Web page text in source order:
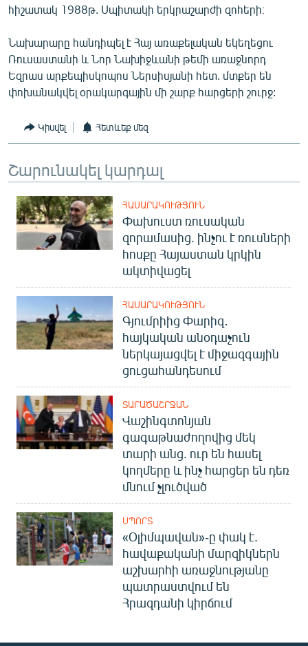
Հայերեն
English
Русский
«Ազատության» բոլոր կայքերը
հիշատակ 1988թ. Սպիտակի երկրաշարժի զոհերի։
Նախարարը հանդիպել է Հայ առաքելական եկեղեցու
Ռուսաստանի և Նոր Նախիջևանի թեմի առաջնորդ
Եզրաս արքեպիսկոպոս Ներսիսյանի հետ. մտքեր են
փոխանակվել օրակարգային մի շարք հարցերի շուրջ:
Կիսվել Հետևեք մեզ
Շարունակել կարդալ
ՀԱՍԱՐԱԿՈՒԹՅՈՒՆ
Փախուստ ռուսական
զորամասից. ինչու է ռուսների
հոսքը Հայաստան կրկին
ակտիվացել
ՀԱՍԱՐԱԿՈՒԹՅՈՒՆ
Գյումրիից Փարիզ․
հայկական անօդաչուն
ներկայացվել է միջազգային
ցուցահանդեսում
ՏԱՐԱԾԱՇՐՋԱՆ
Վաշինգտոնյան
գագաթնաժողովից մեկ
տարի անց. ուր են հասել
կողմերը և ինչ հարցեր են դեռ
մնում չլուծված
ՍՊՈՐՏ
«Օլիմպավան»-ը փակ է.
հավաքականի մարզիկներն
աշխարհի առաջնությանը
պատրաստվում են
Հրազդանի կիրճում